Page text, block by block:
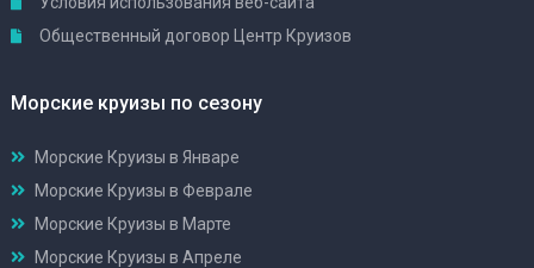
Общественный договор Центр Круизов
Морские круизы по сезону
Морские Круизы в Январе
Морские Круизы в Феврале
Морские Круизы в Марте
Морские Круизы в Апреле